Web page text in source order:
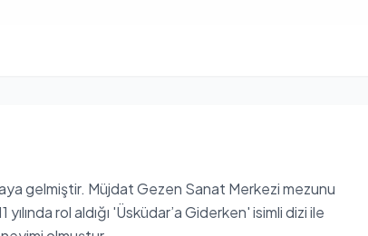
gelmiştir. Müjdat Gezen Sanat Merkezi mezunu
rol aldığı 'Üsküdar’a Giderken' isimli dizi ile